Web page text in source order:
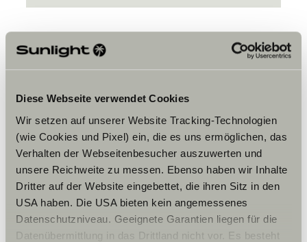
Diese Webseite verwendet Cookies
Wir setzen auf unserer Website Tracking-Technologien
(wie Cookies und Pixel) ein, die es uns ermöglichen, das
Verhalten der Webseitenbesucher auszuwerten und
unsere Reichweite zu messen. Ebenso haben wir Inhalte
Dritter auf der Website eingebettet, die ihren Sitz in den
USA haben. Die USA bieten kein angemessenes
Datenschutzniveau. Geeignete Garantien liegen für die
Datenübermittlung in das Drittland nicht vor. Es besteht
de tour te bekijken.
Cookie-instellingen